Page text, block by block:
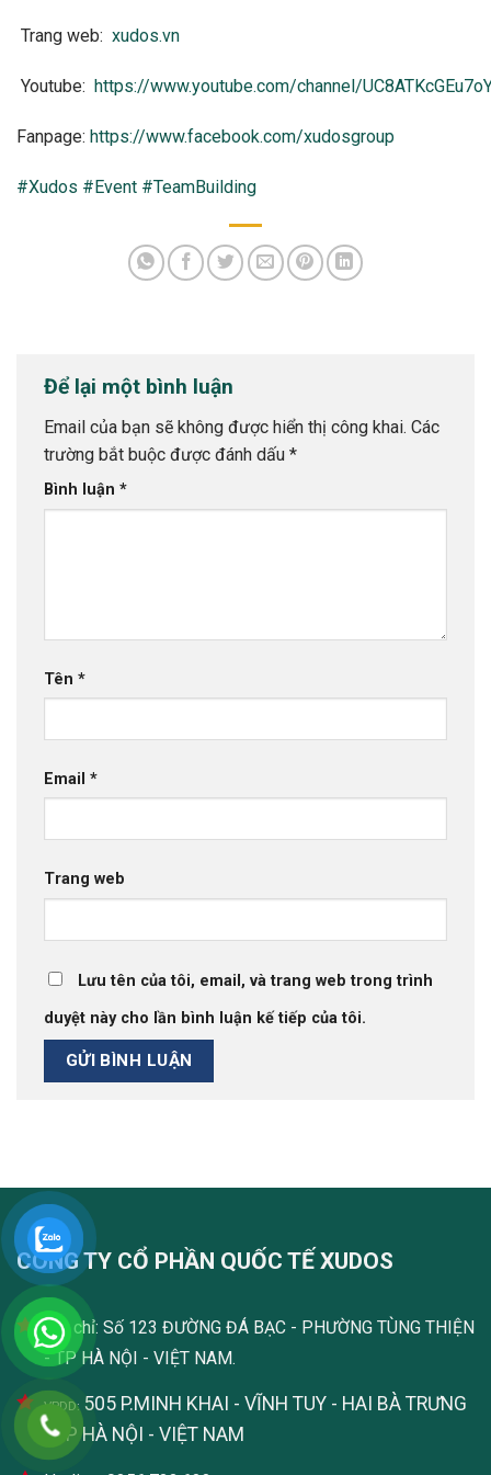
Trang web: xudos.vn
Youtube: https://www.youtube.com/channel/
Fanpage: https://www.facebook.com/xudosgroup
#Xudos #Event #TeamBuilding
Để lại một bình luận
Email của bạn sẽ không được hiển thị công khai. Các
trường bắt buộc được đánh dấu *
Bình luận *
Tên *
Email *
Trang web
Lưu tên của tôi, email, và trang web trong trình
duyệt này cho lần bình luận kế tiếp của tôi.
CÔNG TY CỔ PHẦN QUỐC TẾ XUDOS
Địa chỉ: Số 123 ĐƯỜNG ĐÁ BẠC - PHƯỜNG TÙNG THIỆN
- TP HÀ NỘI - VIỆT NAM.
VPDD: 505 P.MINH KHAI - VĨNH TUY - HAI BÀ TRƯNG
- TP HÀ NỘI - VIỆT NAM